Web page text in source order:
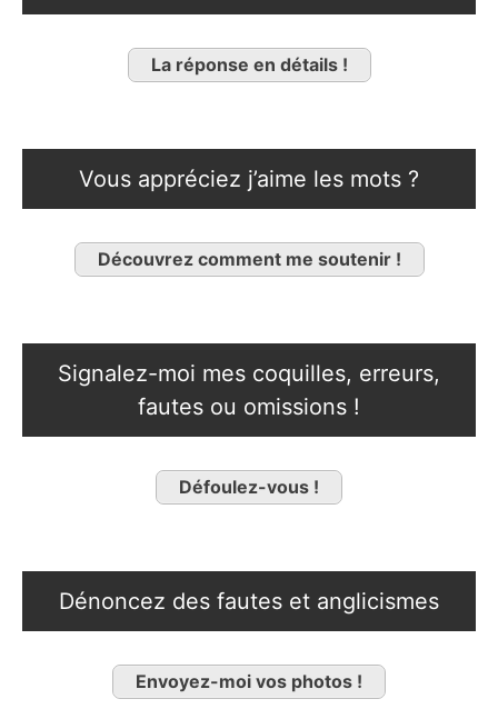
La réponse en détails !
Vous appréciez j’aime les mots ?
Découvrez comment me soutenir !
Signalez-moi mes coquilles, erreurs,
fautes ou omissions !
Défoulez-vous !
Dénoncez des fautes et anglicismes
Envoyez-moi vos photos !